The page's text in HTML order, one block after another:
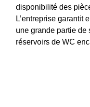
disponibilité des
L’entreprise garantit
une grande partie de
réservoirs de WC